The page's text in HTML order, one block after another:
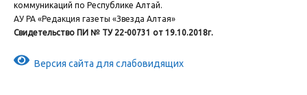
коммуникаций по Республике Алтай.
АУ РА «Редакция газеты «Звезда Алтая»
Свидетельство ПИ № ТУ 22-00731 от 19.10.2018г.
Версия сайта для слабовидящих